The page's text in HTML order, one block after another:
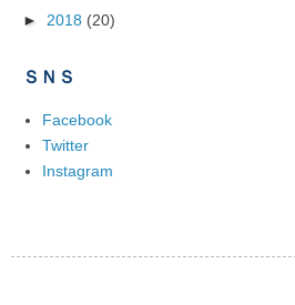
► 2018 (20)
ＳＮＳ
Facebook
Twitter
Instagram